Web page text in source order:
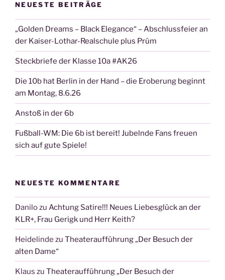
NEUESTE BEITRÄGE
„Golden Dreams – Black Elegance“ – Abschlussfeier an
der Kaiser-Lothar-Realschule plus Prüm
Steckbriefe der Klasse 10a #AK26
Die 10b hat Berlin in der Hand – die Eroberung beginnt
am Montag, 8.6.26
Anstoß in der 6b
Fußball-WM: Die 6b ist bereit! Jubelnde Fans freuen
sich auf gute Spiele!
NEUESTE KOMMENTARE
Danilozu Achtung Satire!!! Neues Liebesglück an der
KLR+, Frau Gerigk und Herr Keith?
Heidelinde zu Theateraufführung „Der Besuch der
alten Dame“
Klaus zu Theateraufführung „Der Besuch der